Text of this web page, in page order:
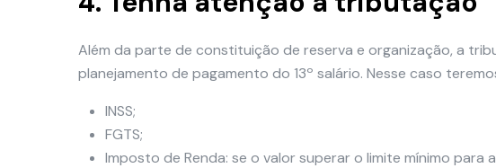
Além da parte de constituição de reserva e organização, a
planejamento de pagamento do 13º salário. Nesse caso
INSS;
FGTS;
Imposto de Renda: se o valor superar o limite mínimo